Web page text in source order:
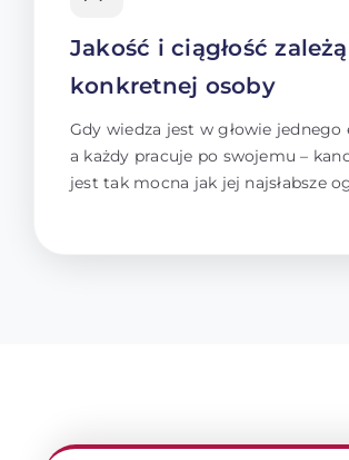
Jakość i ciągłość
konkretnej osoby
Gdy wiedza jest w głowie jednego
a każdy pracuje po swojemu –
jest tak mocna jak jej najsłabsze